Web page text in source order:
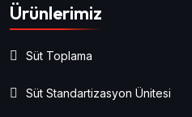
Ürünlerimiz
Süt Toplama
Süt Standartizasyon Ünitesi